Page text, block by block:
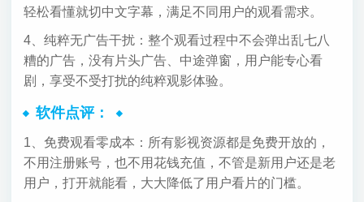
轻松看懂就切中文字幕，满足不同用户的观看需求。
4、纯粹无广告干扰：整个观看过程中不会弹出乱七八
糟的广告，没有片头广告、中途弹窗，用户能专心看
剧，享受不受打扰的纯粹观影体验。
软件点评：
1、免费观看零成本：所有影视资源都是免费开放的，
不用注册账号，也不用花钱充值，不管是新用户还是老
用户，打开就能看，大大降低了用户看片的门槛。